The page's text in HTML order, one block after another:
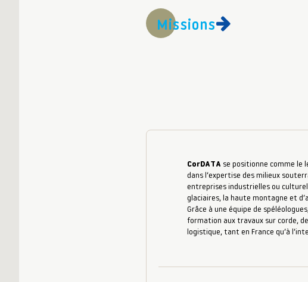
Missions
CorDATA se positionne comme le
dans l’expertise des milieux
entreprises industrielles ou
glaciaires, la haute montagne et
Grâce à une équipe de
formation aux travaux sur corde,
logistique, tant en France qu’à